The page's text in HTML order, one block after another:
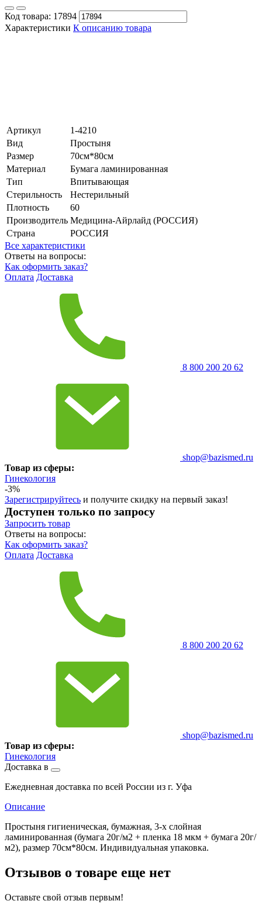
Код товара: 17894
Характеристики К описанию товара
Артикул
1-4210
Вид
Простыня
Размер
70см*80см
Материал
Бумага ламинированная
Тип
Впитывающая
Стерильность
Нестерильный
Плотность
60
Производитель Медицина-Айрлайд (РОССИЯ)
Страна
РОССИЯ
Все характеристики
Ответы на вопросы:
Как оформить заказ?
Оплата Доставка
8 800 200 20 62
shop@bazismed.ru
Товар из сферы:
Гинекология
-3%
Зарегистрируйтесь и получите скидку на первый заказ!
Доступен только по запросу
Запросить товар
Ответы на вопросы:
Как оформить заказ?
Оплата Доставка
8 800 200 20 62
shop@bazismed.ru
Товар из сферы:
Гинекология
Доставка в
Ежедневная доставка по всей России из г. Уфа
Описание
Простыня гигиеническая, бумажная, 3-х слойная
ламинированная (бумага 20г/м2 + пленка 18 мкм + бумага 20г/
м2), размер 70см*80см. Индивидуальная упаковка.
Отзывов о товаре еще нет
Оставьте свой отзыв первым!